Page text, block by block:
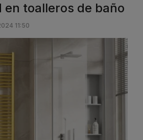
en toalleros de baño
11:50